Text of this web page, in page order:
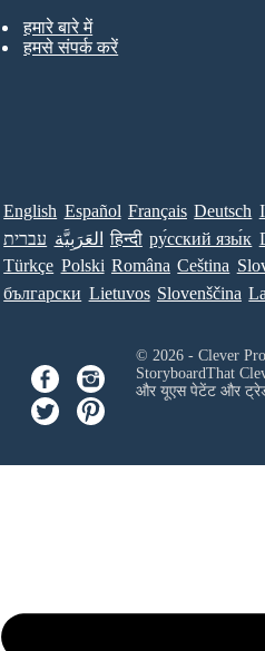
हमारे बारे में
हमसे संपर्क करें
English Español Français Deutsch
עברית العَرَبِيَّة हिन्दी ру́сский язы́к
Türkçe Polski Româna Ceština
български Lietuvos Slovenščina
© 2026 - Clever
StoryboardThat
और यूएस पेटेंट और